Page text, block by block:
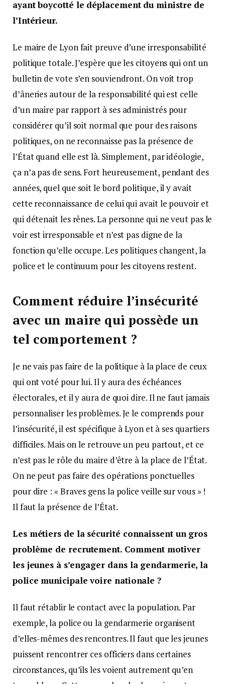
ayant boycotté le déplacement du ministre de
l’Intérieur.
Le maire de Lyon fait preuve d’une irresponsabilité
politique totale. J’espère que les citoyens qui ont un
bulletin de vote s’en souviendront. On voit trop
d’âneries autour de la responsabilité qui est celle
d’un maire par rapport à ses administrés pour
considérer qu’il soit normal que pour des raisons
politiques, on ne reconnaisse pas la présence de
l’État quand elle est là. Simplement, par idéologie,
ça n’a pas de sens. Fort heureusement, pendant des
années, quel que soit le bord politique, il y avait
cette reconnaissance de celui qui avait le pouvoir et
qui détenait les rênes. La personne qui ne veut pas le
voir est irresponsable et n’est pas digne de la
fonction qu’elle occupe. Les politiques changent, la
police et le continuum pour les citoyens restent.
Comment réduire l’insécurité
avec un maire qui possède un
tel comportement ?
Je ne vais pas faire de la politique à la place de ceux
qui ont voté pour lui. Il y aura des échéances
électorales, et il y aura de quoi dire. Il ne faut jamais
personnaliser les problèmes. Je le comprends pour
l’insécurité, il est spécifique à Lyon et à ses quartiers
difficiles. Mais on le retrouve un peu partout, et ce
n’est pas le rôle du maire d’être à la place de l’État.
On ne peut pas faire des opérations ponctuelles
pour dire : « Braves gens la police veille sur vous » !
Il faut la présence de l’État.
Les métiers de la sécurité connaissent un gros
problème de recrutement. Comment motiver
les jeunes à s’engager dans la gendarmerie, la
police municipale voire nationale ?
Il faut rétablir le contact avec la population. Par
exemple, la police ou la gendarmerie organisent
d’elles-mêmes des rencontres. Il faut que les jeunes
puissent rencontrer ces officiers dans certaines
circonstances, qu’ils les voient autrement qu’en